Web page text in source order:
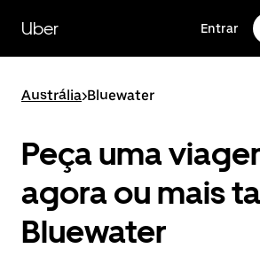
para
conteúdo
Uber Entrar
Austrália>Bluewater
Peça uma
agora ou mais
Bluewater